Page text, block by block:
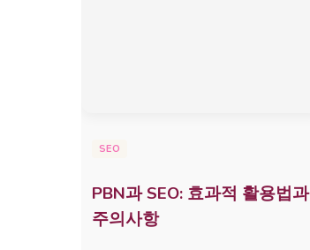
SEO
PBN과 SEO: 효과적 활용법과
주의사항